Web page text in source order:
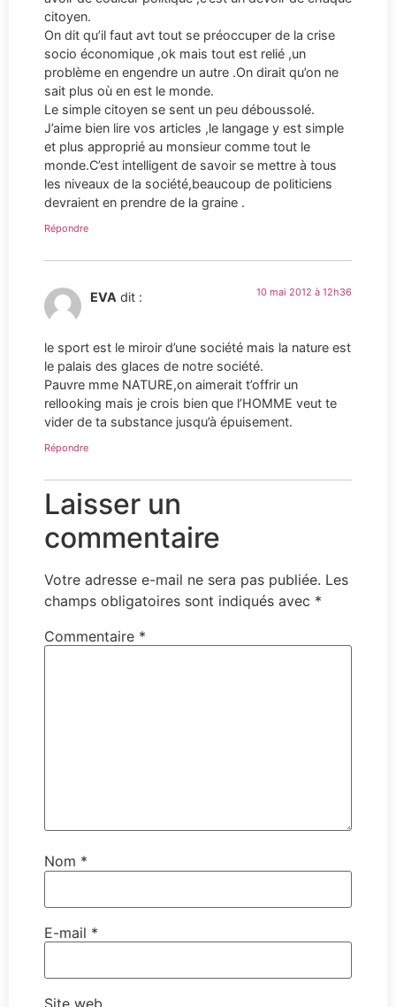
citoyen.
On dit qu’il faut avt tout se préoccuper de la crise
socio économique ,ok mais tout est relié ,un
problème en engendre un autre .On dirait qu’on ne
sait plus où en est le monde.
Le simple citoyen se sent un peu déboussolé.
J’aime bien lire vos articles ,le langage y est simple
et plus approprié au monsieur comme tout le
monde.C’est intelligent de savoir se mettre à tous
les niveaux de la société,beaucoup de politiciens
devraient en prendre de la graine .
Répondre
EVA dit : 10 mai 2012 à 12h36
le sport est le miroir d’une société mais la nature est
le palais des glaces de notre société.
Pauvre mme NATURE,on aimerait t’offrir un
rellooking mais je crois bien que l’HOMME veut te
vider de ta substance jusqu’à épuisement.
Répondre
Laisser un
commentaire
Votre adresse e-mail ne sera pas publiée. Les
champs obligatoires sont indiqués avec *
Commentaire *
Nom *
E-mail *